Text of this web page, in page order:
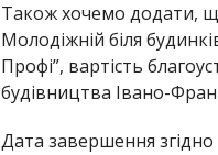
Також хочемо додати,
Молодіжній біля
Профі”, вартість
будівництва Івано-
Дата завершення